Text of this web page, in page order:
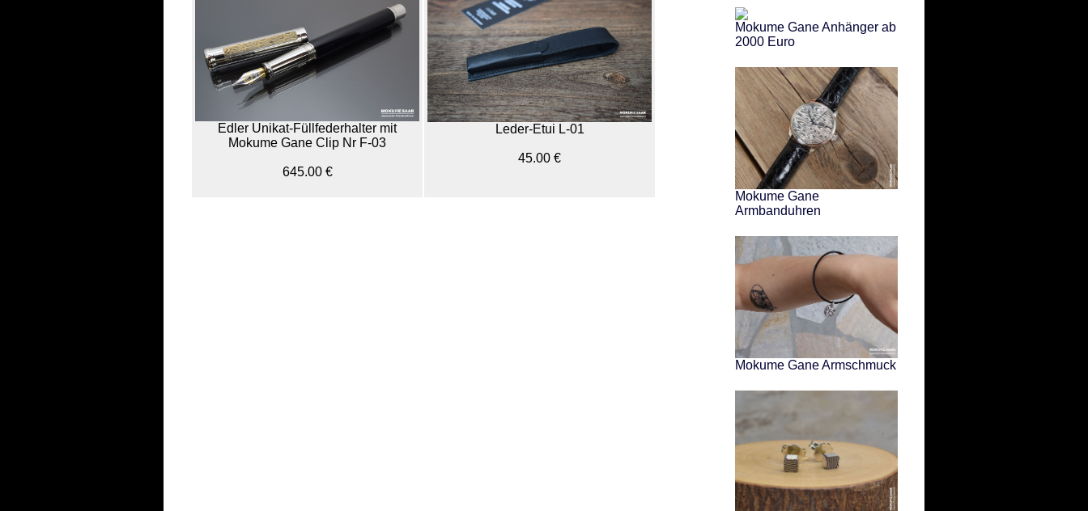
Edler Unikat-Füllfederhalter mit
Mokume Gane Clip Nr F-03
645.00 €
Leder-Etui L-01
45.00 €
Mokume Gane Anhänger ab
2000 Euro
Mokume Gane
Armbanduhren
Mokume Gane Armschmuck